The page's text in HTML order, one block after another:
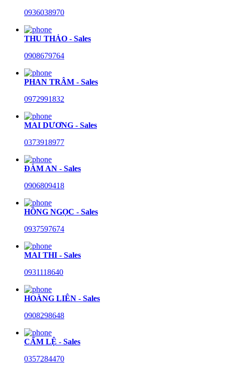
0936038970
THU THẢO - Sales
0908679764
PHAN TRÂM - Sales
0972991832
MAI DƯƠNG - Sales
0373918977
ĐÀM AN - Sales
0906809418
HỒNG NGỌC - Sales
0937597674
MAI THI - Sales
0931118640
HOÀNG LIÊN - Sales
0908298648
CẨM LỆ - Sales
0357284470